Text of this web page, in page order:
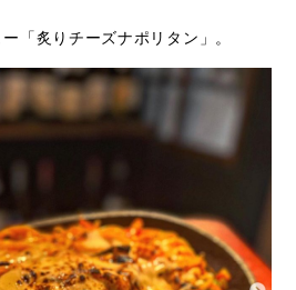
「炙りチーズナポリタン」。